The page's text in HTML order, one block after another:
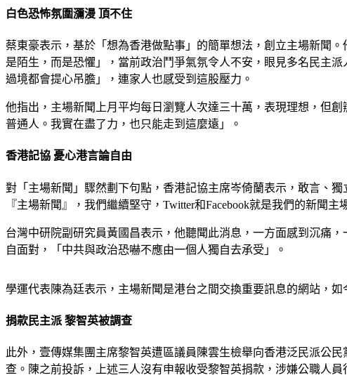
白色恐怖氛圍瀰漫 頂不住
蔡東豪表示，基於「想為香港做點事」的簡單想法，創立主場新聞
是陌生，而是恐懼」，當前政治鬥爭氣氛令人不安，眼見多名民主
過境都會提心吊膽」，連家人也感受到這股壓力。
他指出，主場新聞上月平均每日瀏覽人次達三十萬，表現理想，但
普通人。我實在盡了力，也只能走到這麼遠」。
香港記協 憂心港言論自由
對「主場新聞」驟然劃下句點，香港記協主席岑倚蘭表示，敢言、
『主場新聞』，我們繼續堅守，Twitter和Facebook就是我們的新聞主
台灣中研院副研究員黃國昌表示，他聽聞此消息，一方面感到沉痛
自面對，「中共與政治恐嚇不應由一個人獨自去承受」。
學運代表陳為廷表示，主場新聞是港台之間交換重要訊息的網站，
捐款民主派 黎智英被調查
此外，壹傳媒集團主席黎智英遭區議員陳雲生檢舉向香港泛民派公
查。陳之前投訴，上述三人沒有申報收受黎智英捐款，涉嫌公職人